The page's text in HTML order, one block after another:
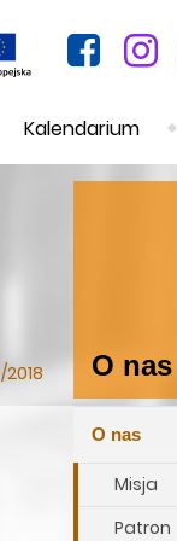
Kalendarium
2018 O nas
nas
O nas
Misja
Patron